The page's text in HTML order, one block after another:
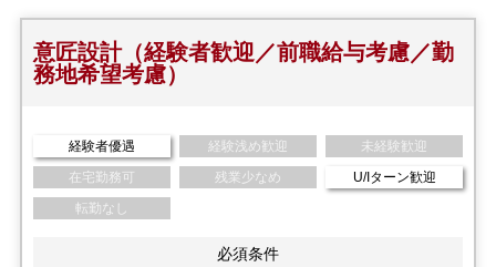
意匠設計（経験者歓迎／前職給与考慮／勤
務地希望考慮）
経験者優遇 経験浅め歓迎
未経験歓迎
在宅勤務可
残業少なめ
U/Iターン歓迎
転勤なし
必須条件